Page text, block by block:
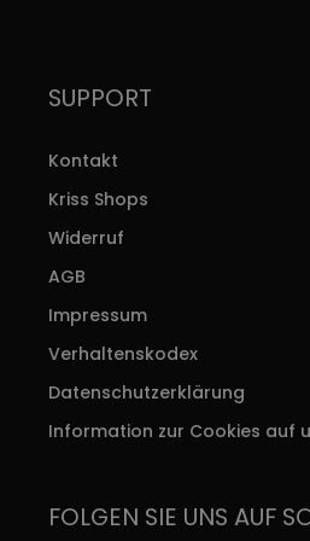
SUPPORT
Kontakt
Kriss Shops
Widerruf
AGB
Impressum
Verhaltenskodex
Datenschutzerklärung
Information zur Cookies auf
FOLGEN SIE UNS AUF